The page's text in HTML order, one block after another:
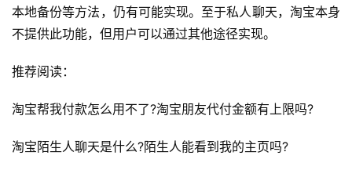
A
观
电
本地备份等方法，仍有可能实现。至于私人聊天，淘宝本身
不提供此功能，但用户可以通过其他途径实现。
推荐阅读：
淘宝帮我付款怎么用不了?淘宝朋友代付金额有上限吗?
淘宝陌生人聊天是什么?陌生人能看到我的主页吗?